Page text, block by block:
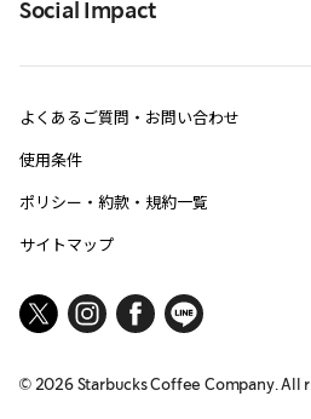
Social Impact
よくあるご質問・お問い合わせ
使用条件
ポリシー・約款・規約一覧
サイトマップ
© 2026Starbucks Coffee Company. All